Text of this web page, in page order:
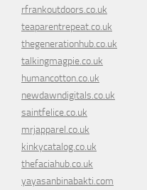
rfrankoutdoors.co.uk
teaparentrepeat.co.uk
thegenerationhub.co.uk
talkingmagpie.co.uk
humancotton.co.uk
newdawndigitals.co.uk
saintfelice.co.uk
mrjapparel.co.uk
kinkycatalog.co.uk
thefaciahub.co.uk
yayasanbinabakti.com